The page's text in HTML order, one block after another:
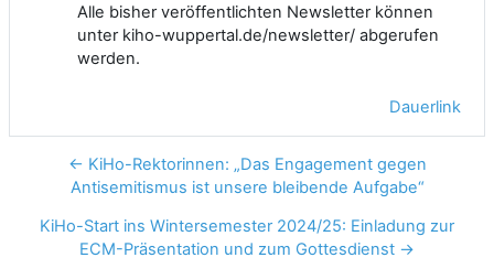
Alle bisher veröffentlichten Newsletter können
unter kiho-wuppertal.de/newsletter/ abgerufen
werden.
Dauerlink
← KiHo-Rektorinnen: „Das Engagement gegen
Antisemitismus ist unsere bleibende Aufgabe“
KiHo-Start ins Wintersemester 2024/25: Einladung zur
ECM-Präsentation und zum Gottesdienst →